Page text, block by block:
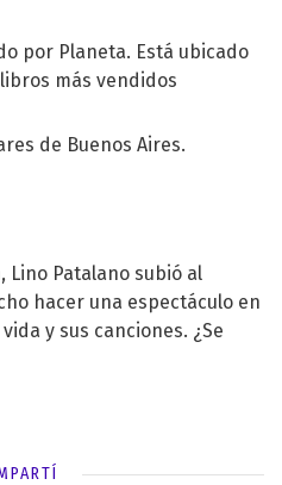
por Planeta. Está ubicado
más vendidos
de Buenos Aires.
Patalano subió al
hacer una espectáculo en
y sus canciones. ¿Se